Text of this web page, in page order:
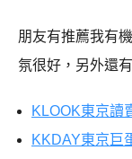
朋友有推薦我有
氛很好，另外還
KLOOK東京讀
KKDAY東京巨